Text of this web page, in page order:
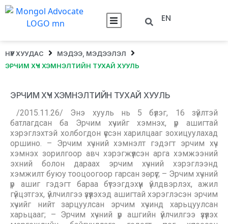
EN
НҮҮР ХУУДАС
МЭДЭЭ, МЭДЭЭЛЭЛ
ЭРЧИМ ХҮЧ ХЭМНЭЛТИЙН ТУХАЙ ХУУЛЬ
ЭРЧИМ ХҮЧ ХЭМНЭЛТИЙН ТУХАЙ ХУУЛЬ
/2015.11.26/ Энэ хууль нь 5 бүлэг, 16 зүйлтэй
батлагдсан ба Эрчим хүчийг хэмнэх, үр ашигтай
хэрэглэхтэй холбогдон үүссэн харилцааг зохицуулахад
оршино. – Эрчим хүчний хэмнэлт гэдэгт эрчим хүч
хэмнэх зорилгоор авч хэрэгжүүлсэн арга хэмжээний
эхний болон дараах эрчим хүчний хэрэглээнд
хэмжилт буюу тооцоогоор гарсан зөрүүг; – Эрчим хүчний
үр ашиг гэдэгт бараа бүтээгдэхүүн үйлдвэрлэх, ажил
гүйцэтгэх, үйлчилгээ үзүүлэхэд ашигтай хэрэглэсэн эрчим
хүчийг нийт зарцуулсан эрчим хүчинд харьцуулсан
харьцааг; – Эрчим хүчний үр ашгийн үйлчилгээ үзүүлэх